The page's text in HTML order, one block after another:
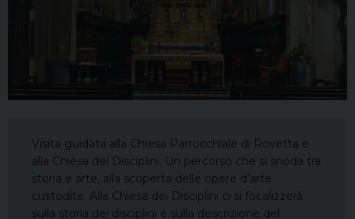
Visita guidata alla Chiesa Parrocchiale di Rovetta e
alla Chiesa dei Disciplini. Un percorso che si snoda tra
storia e arte, alla scoperta delle opere d’arte
custodite. Alla Chiesa dei Disciplini ci si focalizzerà
sulla storia dei disciplini e sulla descrizione del